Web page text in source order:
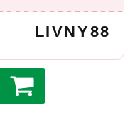
LIVNY88